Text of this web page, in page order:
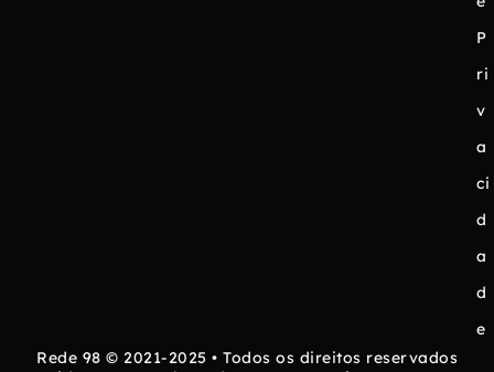
P
ri
v
a
ci
d
a
d
e
Rede 98 © 2021-2025 • Todos os direitos reservados